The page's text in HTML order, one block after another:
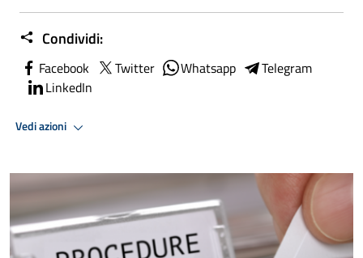
Condividi:
Facebook Twitter Whatsapp
Telegram
LinkedIn
Vedi azioni